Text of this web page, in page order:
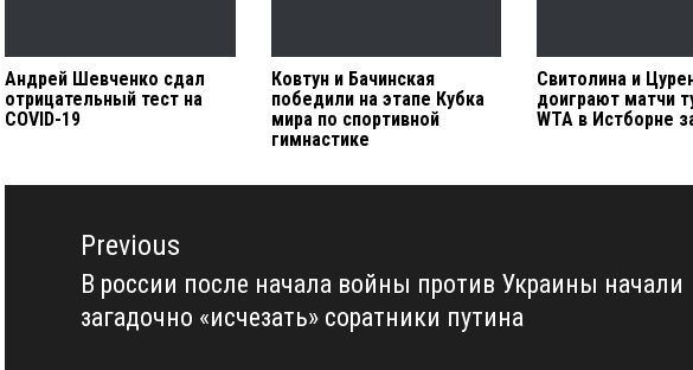
Андрей Шевченко сдал
отрицательный тест на
COVID-19
Ковтун и Бачинская
победили на этапе Кубка
мира по спортивной
гимнастике
Свитолина и
доиграют матчи
WTA в Истборне
Навигация
записямPrevious
Previous
post:
В россии после начала войны против Украины начали
загадочно «исчезать» соратники путина